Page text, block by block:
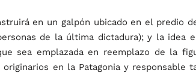
en un galpón ubicado en el predio
de la última dictadura); y la idea
sea emplazada en reemplazo de la
en la Patagonia y responsable